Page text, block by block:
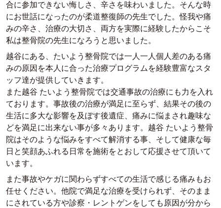
合に参加できない悔しさ、辛さを味わいました。そんな時
にお世話になったのが柔道整復師の先生でした。怪我や痛
みの辛さ、治療の大切さ、両方を実際に経験したからこそ
私は整骨院の先生になろうと思いました。
越谷にある、たいよう整骨院では一人一人個人差のある痛
みの原因を本人に合った治療プログラムを経験豊富なスタ
ッフ達が提供していきます。
また越谷 たいよう整骨院では交通事故の治療にも力を入れ
ております。事故後の治療が満足に至らず、結果その後の
生活に多大な影響を及ぼす後遺症、痛みに悩まされ趣味な
どを満足に出来ない事が多々あります。越谷 たいよう整骨
院はそのような悩みをすべて解消する事、そして健康な毎
日と笑顔あふれる日常を施術をとおして応援させて頂いて
います。
また事故やケガに関わらずすべての生活で感じる痛みもお
任せください。他院で満足な治療を受けられず、そのまま
にされている方や診察・レントゲンをしても原因が分から